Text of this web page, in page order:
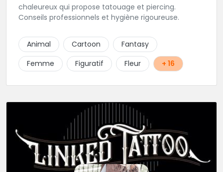
chaleureux qui propose tatouage et piercing.
Conseils professionnels et hygiène rigoureuse.
Animal Cartoon
Fantasy
Femme
Figuratif Fleur + 16